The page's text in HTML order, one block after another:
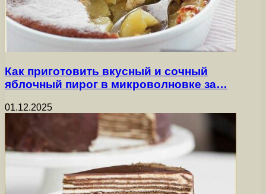
Как приготовить вкусный и сочный
яблочный пирог в микроволновке за…
01.12.2025